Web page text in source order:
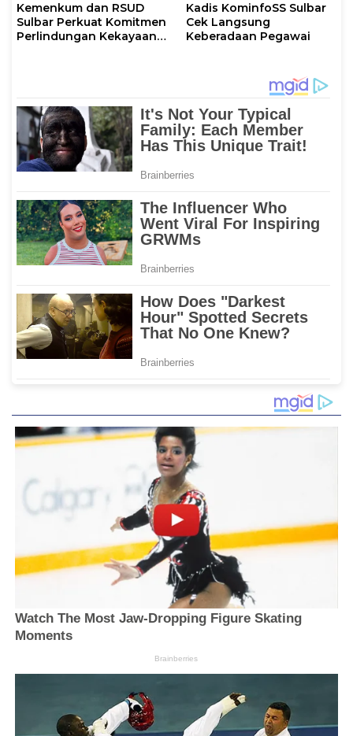
Kemenkum dan RSUD
Sulbar Perkuat Komitmen
Perlindungan Kekayaan
Kadis KominfoSS Sulbar
Cek Langsung
Keberadaan Pegawai